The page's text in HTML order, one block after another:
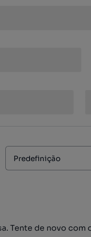
Predefinição
Tente de novo com